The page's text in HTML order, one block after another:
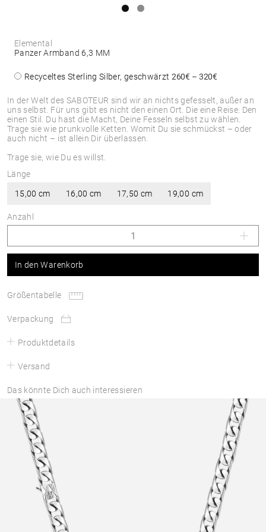
In der Welt des SABOTEUR sind wir an nichts gefesselt, außer an
uns selbst. Für uns gibt es nicht den einen Ort. Die eine Reise. Den
einen Stil. Du hast die Macht, Deine Fesseln selbst zu wählen.
Trage sie wie prunkvolle Ketten. Womit Du sie schmückst – oder
auch nicht – ist allein Dir überlassen.
Trage sie, wie Du es willst.
Elemental
Panzer Armband 6,3 MM
Recyceltes Sterling Silber, geschwärzt 260€ – 320€
Länge
15,00 cm 16,00 cm 17,50 cm 19,00 cm
Anzahl
In den Warenkorb
Größentabelle
Verpackung
Produktdetails
Versand
Das könnte Dich auch interessieren